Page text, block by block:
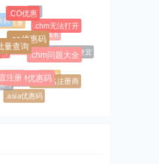
#1045
#1146
超级优惠码
.AL域名
.AL域名哪里便宜
.AL域名注册商
.asia优惠码
码
名注册
.CF
.chm无法打开
.chm问题大全
.COM优惠码
注册
购
.CO优惠
.co优惠码
量查询